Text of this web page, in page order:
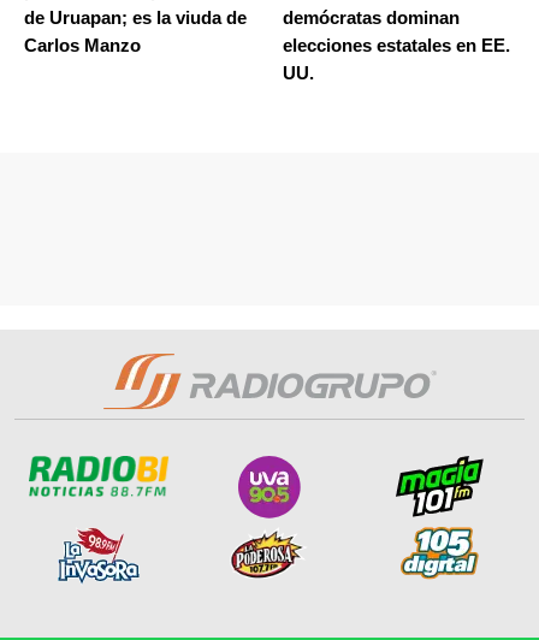
de Uruapan; es la viuda de
Carlos Manzo
demócratas dominan
elecciones estatales en EE.
UU.